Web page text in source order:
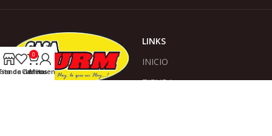
LINKS
INICIO
TIENDA
de deseos
0
Carrito
Mi cuenta